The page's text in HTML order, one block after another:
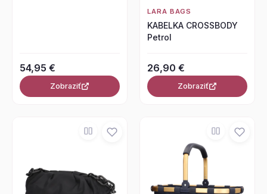
54,95 €
Zobraziť
LARA BAGS
KABELKA CROSSBODY
Petrol
26,90 €
Zobraziť